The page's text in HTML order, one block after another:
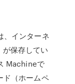
、インターネ
保存してい
Machineで
ド（ホームペ